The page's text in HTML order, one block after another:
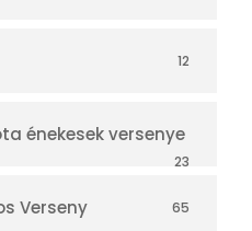
12
énekesek versenye
23
Verseny 65